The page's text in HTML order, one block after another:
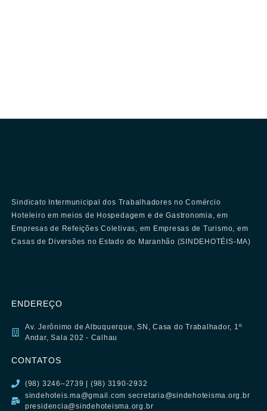
Sindicato Intermunicipal dos Trabalhadores no Comércio
Hoteleiro em meios de Hospedagem e de Gastronomia, em
Empresas de Refeições Coletivas, em Empresas de Turismo, em
Casas de Diversões no Estado do Maranhão (SINDEHOTÉIS-MA)
ENDEREÇO
Av. Jerônimo de Albuquerque, SN, Casa do Trabalhador, 1º
Andar, Sala 202 - Calhau
CONTATOS
(98) 3246–2739 | (98) 3190-2932
sindehoteis.ma@gmail.com secretaria@sindehoteisma.org.br
presidencia@sindehoteisma.org.br